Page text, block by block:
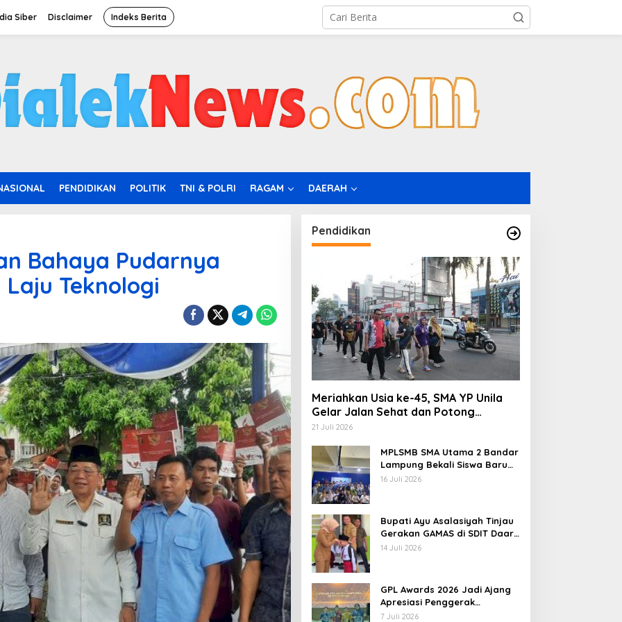
Siber Disclaimer Indeks Berita
PENDIDIKAN POLITIK TNI & POLRI RAGAM DAERAH
Bahaya Pudarnya
Teknologi
Pendidikan
Meriahkan Usia ke-45, SMA YP Unila
Gelar Jalan Sehat dan Potong
Tumpeng
21 Juli 2026
MPLSMB SMA Utama 2 Bandar
Lampung Bekali Siswa Baru
Literasi Digital, Jurnalistik,
16 Juli 2026
Bupati Ayu Asalasiyah Tinjau
Gerakan GAMAS di SDIT Daar
‘Ilmi
14 Juli 2026
GPL Awards 2026 Jadi Ajang
Apresiasi Penggerak
Pendidikan Muda Lampung
7 Juli 2026